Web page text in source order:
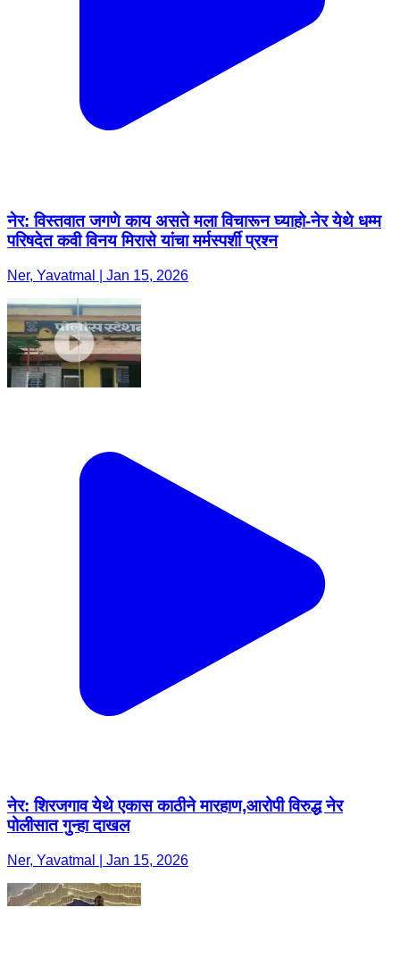
नेर: विस्तवात जगणे काय असते मला विचारून घ्याहो-नेर येथे धम्म
परिषदेत कवी विनय मिरासे यांचा मर्मस्पर्शी प्रश्न
Ner, Yavatmal | Jan 15, 2026
नेर: शिरजगाव येथे एकास काठीने मारहाण,आरोपी विरुद्ध नेर
पोलीसात गुन्हा दाखल
Ner, Yavatmal | Jan 15, 2026